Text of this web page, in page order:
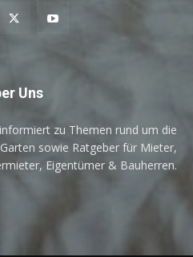
Uns
zu Themen rund um die
sowie Ratgeber für Mieter,
Eigentümer & Bauherren.